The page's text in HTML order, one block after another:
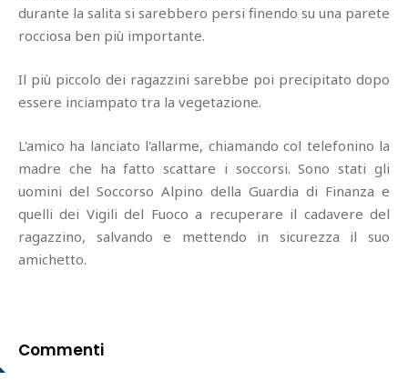
durante la salita si sarebbero persi finendo su una parete
rocciosa ben più importante.
Il più piccolo dei ragazzini sarebbe poi precipitato dopo
essere inciampato tra la vegetazione.
L'amico ha lanciato l'allarme, chiamando col telefonino la
madre che ha fatto scattare i soccorsi. Sono stati gli
uomini del Soccorso Alpino della Guardia di Finanza e
quelli dei Vigili del Fuoco a recuperare il cadavere del
ragazzino, salvando e mettendo in sicurezza il suo
amichetto.
Commenti